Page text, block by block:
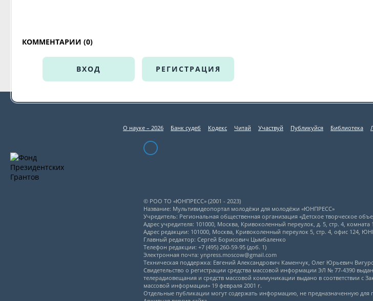
КОММЕНТАРИИ (0)
ВХОД РЕГИСТРАЦИЯ
О науке – 2026 Банк судеб Кодекс Читай Участвуй Публикуйся Библиотека
© РОО ТО «ЮНПРЕСС» (2001 - 2023)
Название: Мультивидеопортал молодёжи для молодёжи «ЮНПРЕСС»
Учредитель: Региональная общественная организация «Детское творческое
Адрес учредителя: 101000, Москва, Кривоколенный переулок, д. 5, стр. 4, комната
Адрес редакции: 101000, Москва, Кривоколенный переулок 5, стр. 4, офис 124,
Главный редактор: Сергей Борисович Цымбаленко
Телефон редакции: +7 (495) 260-59-95 (доб. 1)
Электронная почта: ynpress.moscow@gmail.com
Техническая поддержка: Евгений Александрович Каменчук, Олег Юрьевич
Свидетельство о регистрации средства массовой информации ЭЛ № 77-4390
телерадиовещания и средств массовой коммуникации выдано в соответствии с
массовой информации» 19 февраля 2001 г.
Отдельные публикации могут содержать информацию, не предназначенную для